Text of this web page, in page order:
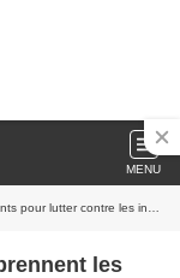
MENU
lutter contre les inondations
les